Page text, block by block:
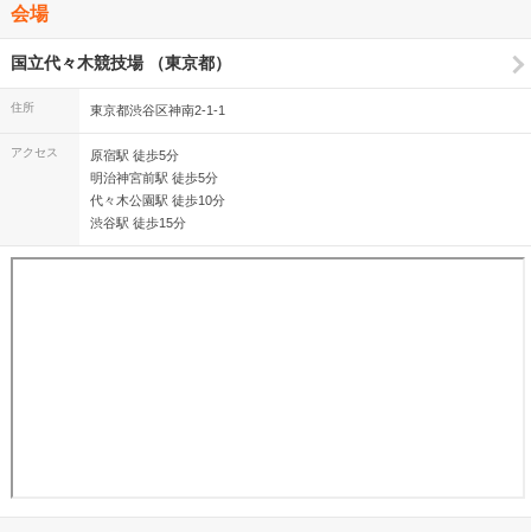
会場
国立代々木競技場 （東京都）
住所 東京都渋谷区神南2-1-1
アクセス
原宿駅 徒歩5分
明治神宮前駅 徒歩5分
代々木公園駅 徒歩10分
渋谷駅 徒歩15分